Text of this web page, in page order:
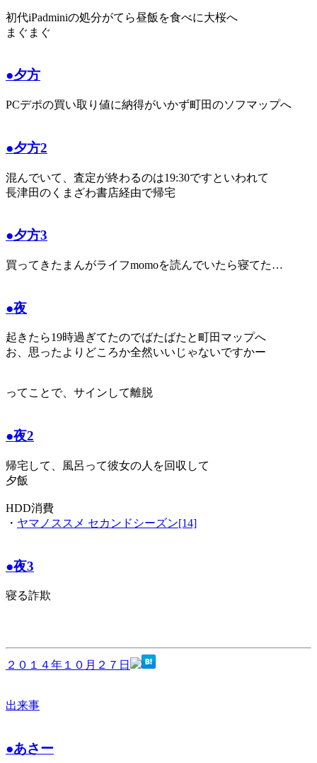
初代iPadminiの処分がてら昼飯を食べに大桜へ
まぐまぐ
●夕方
PCデポの買い取り値に納得がいかず町田のソフマップへ
●夕方2
混んでいて、査定が終わるのは19:30ですといわれて
長津田のくまざわ書店経由で帰宅
●夕方3
買ってきたまんがライフmomoを読んでいたら寝てた…
●夜
起きたら19時過ぎてたのでばたばたと町田マップへ
お、思ったよりどころか全然いいじゃないですかー
ってことで、サインして離脱
●夜2
帰宅して、風呂って彼女の人を回収して
夕飯
HDD消費
・ ヤマノススメ セカンドシーズン[14]
●夜3
寝る詐欺
２０１４年１０月２７日
出来事
●あさー